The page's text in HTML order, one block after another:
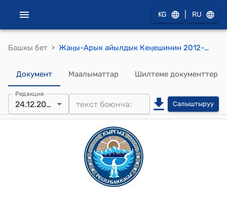
KG RU
Башкы бет › Жаӊы-Арык айылдык Кеӊешинин 2012-жылдын 24-декабрындагы № 1/4 "Жаӊы-Арык айылдык Кеӊешинин XXVI-чакырылышынын типтүү регламентин бекитүү жѳнүндѳ" токтому
Документ Маалыматтар Шилтеме документтер
Редакция
24.12.2012 Салыштыруу